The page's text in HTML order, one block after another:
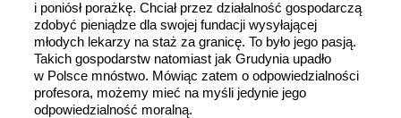
i poniósł porażkę. Chciał przez działalność gospodarczą
zdobyć pieniądze dla swojej fundacji wysyłającej
młodych lekarzy na staż za granicę. To było jego pasją.
Takich gospodarstw natomiast jak Grudynia upadło
w Polsce mnóstwo. Mówiąc zatem o odpowiedzialności
profesora, możemy mieć na myśli jedynie jego
odpowiedzialność moralną.